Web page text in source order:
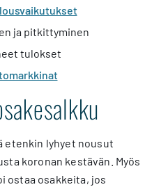
ja pitkittyminen
tulokset
etenkin lyhyet nousut
koronan kestävän. Myös
ostaa osakkeita, jos